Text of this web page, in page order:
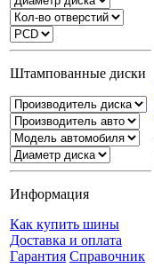
Штампованные диски
Информация
Как купить шины
Доставка и оплата
Гарантия Справочник